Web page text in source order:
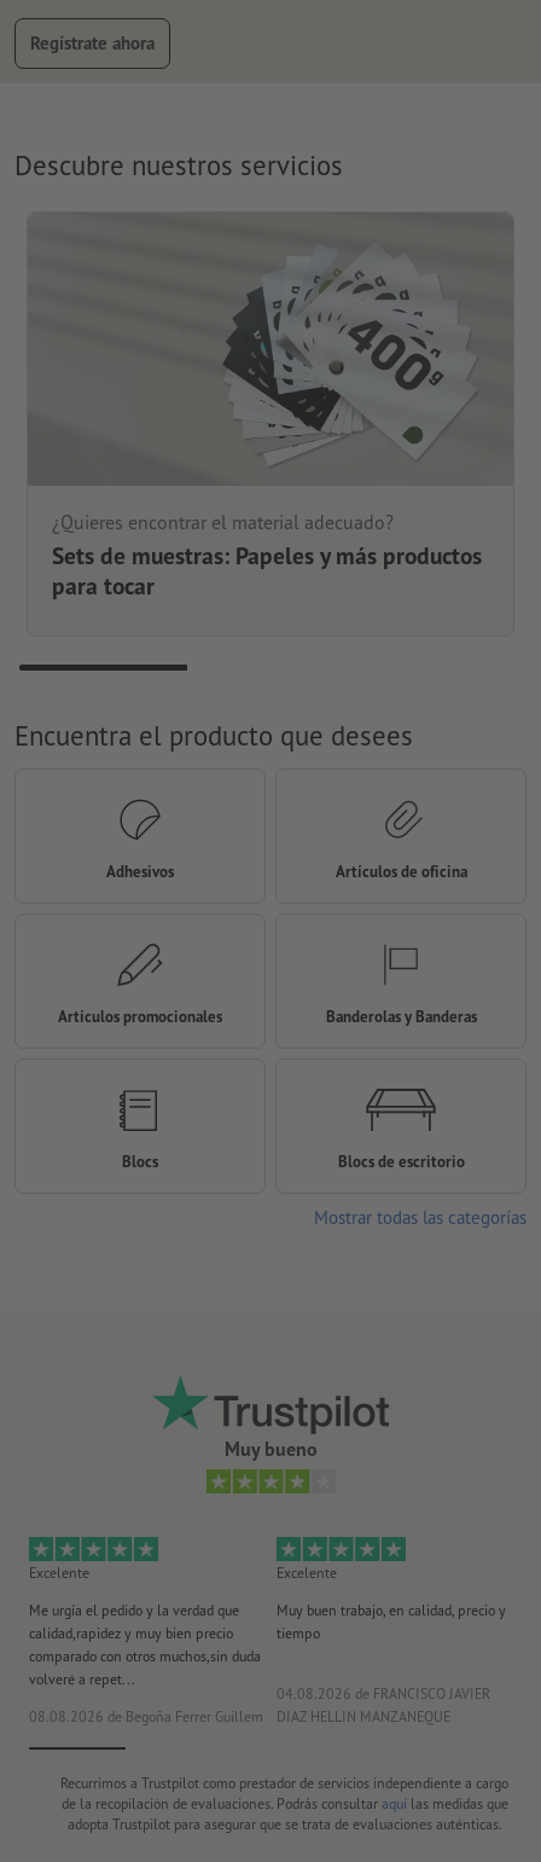
Regístrate ahora
Descubre nuestros servicios
¿Quieres encontrar el material adecuado?
Sets de muestras: Papeles y más productos
para tocar
Muy bueno
Excelente
Me urgía el pedido y la verdad que
calidad,rapidez y muy bien precio
comparado con otros muchos,sin duda
volveré a repet...
08.08.2026 de Begoña Ferrer Guillem
Excelente
Muy buen trabajo, en calidad, precio y
tiempo
04.08.2026 de FRANCISCO JAVIER
DIAZ HELLIN MANZANEQUE
Recurrimos a Trustpilot como prestador de servicios independiente a cargo
de la recopilación de evaluaciones. Podrás consultar aquílas medidas que
adopta Trustpilot para asegurar que se trata de evaluaciones auténticas.
Encuentra el producto que desees
Adhesivos Artículos de oficina
Artículos promocionales Banderolas y Banderas
Blocs Blocs de escritorio
Mostrar todas las categorías